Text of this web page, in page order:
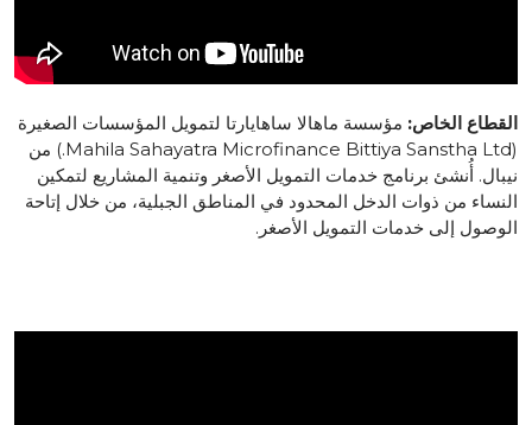
القطاع الخاص: مؤسسة ماهالا ساهايارتا لتمويل المؤسسات الصغيرة
(Mahila Sahayatra Microfinance Bittiya Sanstha Ltd.) من
نيبال. أُنشئ برنامج خدمات التمويل الأصغر وتنمية المشاريع لتمكين
النساء من ذوات الدخل المحدود في المناطق الجبلية، من خلال إتاحة
الوصول إلى خدمات التمويل الأصغر.